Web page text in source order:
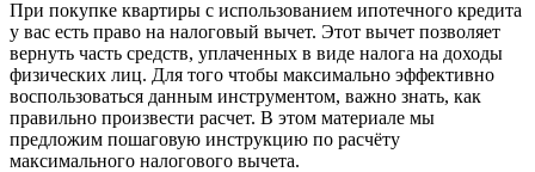
При покупке квартиры с использованием ипотечного кредита
у вас есть право на налоговый вычет. Этот вычет позволяет
вернуть часть средств, уплаченных в виде налога на доходы
физических лиц. Для того чтобы максимально эффективно
воспользоваться данным инструментом, важно знать, как
правильно произвести расчет. В этом материале мы
предложим пошаговую инструкцию по расчёту
максимального налогового вычета.